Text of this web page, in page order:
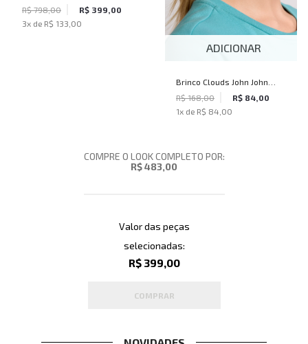
John Feminino
R$ 798,00
R$ 399,00
3x de R$ 133,00
ADICIONAR
Brinco Clouds John John
Feminino
R$ 168,00
R$ 84,00
1x de R$ 84,00
COMPRE O LOOK COMPLETO POR:
R$ 483,00
Valor das peças
selecionadas:
R$ 399,00
COMPRAR